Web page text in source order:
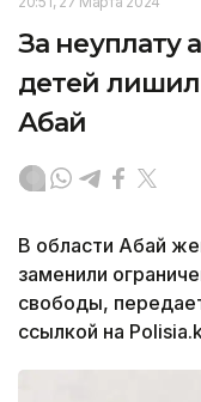
За неуплату
детей
Абай
В области Абай
заменили
свободы,
ссылкой на